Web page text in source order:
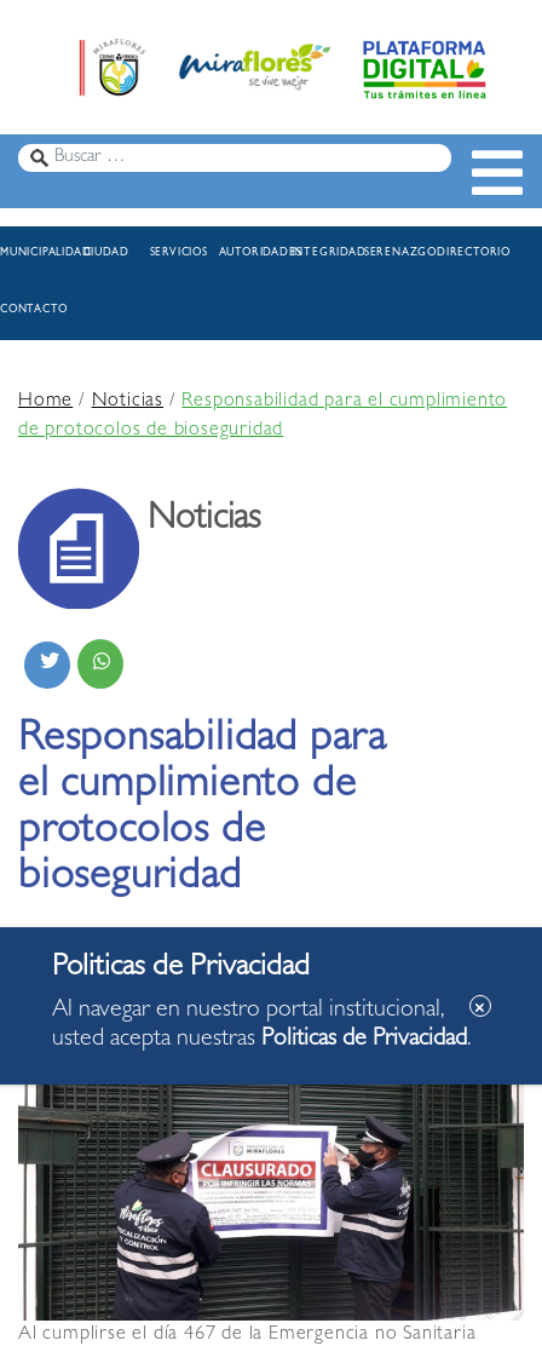
MUNICIPALIDADCIUDAD SERVICIOS AUTORIDADESINTEGRIDADSERENAZGODIRECTORIO
CONTACTO
Home/Noticias /Responsabilidad para el cumplimiento
de protocolos de bioseguridad
Noticias
Responsabilidad para
el cumplimiento de
protocolos de
bioseguridad
25.06.2021
Al cumplirse el día 467 de la Emergencia no Sanitaria
Al navegar en nuestro portal institucional,
usted acepta nuestras Politicas de Privacidad.